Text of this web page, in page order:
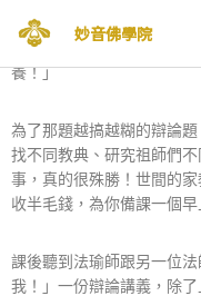
to
妙音佛學院
某天晚上正準備休息時，
學會想多了解一下這題辯
養！」
為了那題越搞越糊的辯論
找不同教典、研究祖師們
事，真的很殊勝！世間的
收半毛錢，為你備課一個
課後聽到法瑜師跟另一位
我！」一份辯論講義，除